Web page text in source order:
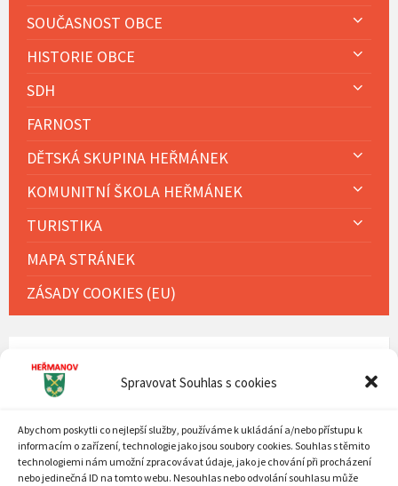
Spravovat Souhlas s cookies
Abychom poskytli co nejlepší služby, používáme k ukládání a/nebo přístupu k
informacím o zařízení, technologie jako jsou soubory cookies. Souhlas s těmito
technologiemi nám umožní zpracovávat údaje, jako je chování při procházení
nebo jedinečná ID na tomto webu. Nesouhlas nebo odvolání souhlasu může
SOUČASNOST OBCE
HISTORIE OBCE
SDH
FARNOST
DĚTSKÁ SKUPINA HEŘMÁNEK
KOMUNITNÍ ŠKOLA HEŘMÁNEK
TURISTIKA
MAPA STRÁNEK
ZÁSADY COOKIES (EU)
KALENDÁŘ AKCÍ
Previous
Month
MON TUE WED THU FRI SAT SUN
Skip
calendar
days
27 28 29 30 31 1
2
3
4 5 6 7 8